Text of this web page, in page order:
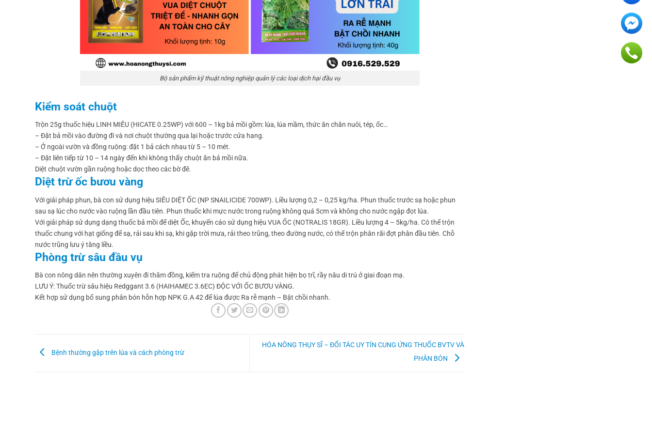
Bộ sản phẩm kỹ thuật nông nghiệp quản lý các loại dịch hại đầu vụ
Kiểm soát chuột
Trộn 25g thuốc hiệu LINH MIÊU (HICATE 0.25WP) với 600 – 1kg bả mồi gồm: lúa, lúa mầm, thức ăn chăn nuôi, tép, ốc…
– Đặt bả mồi vào đường đi và nơi chuột thường qua lại hoặc trước cửa hang.
– Ở ngoài vườn và đồng ruộng: đặt 1 bả cách nhau từ 5 – 10 mét.
– Đặt liên tiếp từ 10 – 14 ngày đến khi không thấy chuột ăn bả mồi nữa.
Diệt chuột vườn gần ruộng hoặc dọc theo các bờ đê.
Diệt trừ ốc bươu vàng
Với giải pháp phun, bà con sử dụng hiệu SIÊU DIỆT ỐC (NP SNAILICIDE 700WP). Liều lượng 0,2 – 0,25 kg/ha. Phun thuốc trước sạ hoặc phun
sau sạ lúc cho nước vào ruộng lần đầu tiên. Phun thuốc khi mực nước trong ruộng không quá 5cm và không cho nước ngập đọt lúa.
Với giải pháp sử dụng dạng thuốc bả mồi để diệt Ốc, khuyến cáo sử dụng hiệu VUA ỐC (NOTRALIS 18GR). Liều lượng 4 – 5kg/ha. Có thể trộn
thuốc chung với hạt giống để sạ, rải sau khi sạ, khi gặp trời mưa, rải theo trũng, theo đường nước, có thể trộn phân rãi đợt phân đầu tiên. Chỗ
nước trũng lưu ý tăng liều.
Phòng trừ sâu đầu vụ
Bà con nông dân nên thường xuyên đi thăm đồng, kiểm tra ruộng để chủ động phát hiện bọ trĩ, rầy nâu di trú ở giai đoạn mạ.
LƯU Ý: Thuốc trừ sâu hiệu Redggant 3.6 (HAIHAMEC 3.6EC) ĐỘC VỚI ỐC BƯƠU VÀNG.
Kết hợp sử dụng bổ sung phân bón hỗn hợp NPK G.A 42 để lúa được Ra rễ mạnh – Bật chồi nhanh.
Bệnh thường gặp trên lúa và cách phòng trừ
HÓA NÔNG THỤY SĨ – ĐỐI TÁC UY TÍN CUNG ỨNG THUỐC BVTV VÀ
PHÂN BÓN